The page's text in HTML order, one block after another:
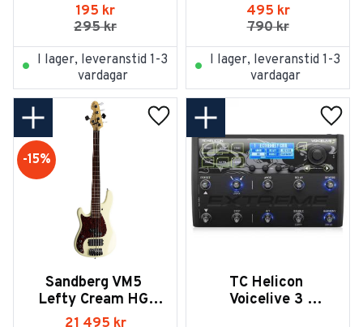
195 kr
295kr
I lager, leveranstid 1-3
vardagar
495 kr
790kr
I lager, leveranstid 1-3
vardagar
Sandberg VM5
Lefty Cream HG
RW Tort PG
21 495 kr
15%
Lägg till i favoriter
TC Helicon
Voicelive 3